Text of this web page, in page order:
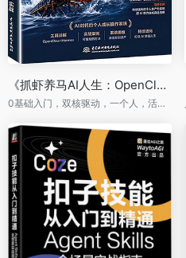
《抓虾养马AI人生：OpenClaw与Hermes实战》
0基础入门，双核驱动，一个人，活成一支队伍